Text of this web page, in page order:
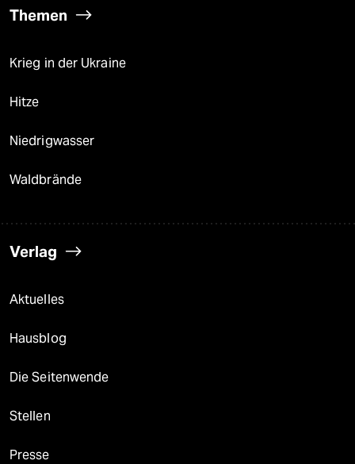
Themen
Krieg in der Ukraine
Hitze
Niedrigwasser
Waldbrände
Verlag
Aktuelles
Hausblog
Die Seitenwende
Stellen
Presse